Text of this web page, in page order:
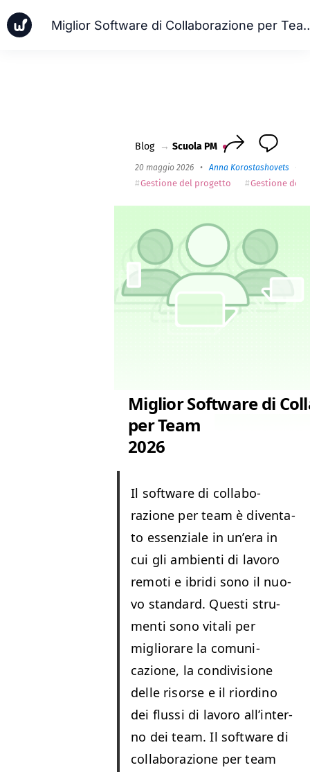
Miglior Software di
Blog → Scuola PM
20 maggio 2026 •Anna Korostashovets •
Gestione del progetto Gestione
Miglior Software di
per Team
2026
Il soft­ware di col­lab­o­
razione per team è diven­ta­
to essen­ziale in un’era in
cui gli ambi­en­ti di lavoro
remoti e ibri­di sono il nuo­
vo stan­dard. Questi stru­
men­ti sono vitali per
miglio­rare la comu­ni­
cazione, la con­di­vi­sione
delle risorse e il riordi­no
dei flus­si di lavoro all’in­ter­
no dei team. Il soft­ware di
col­lab­o­razione per team